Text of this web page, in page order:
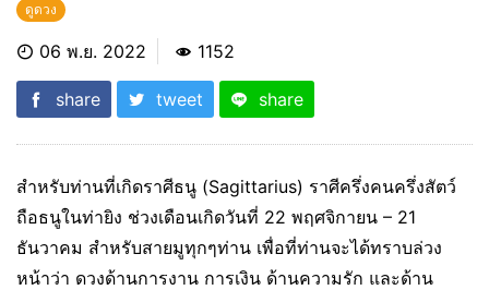
ดูดวง
06 พ.ย. 2022 1152
share tweet share
สำหรับท่านที่เกิดราศีธนู (Sagittarius) ราศีครึ่งคนครึ่งสัตว์
ถือธนูในท่ายิง ช่วงเดือนเกิดวันที่ 22 พฤศจิกายน – 21
ธันวาคม สำหรับสายมูทุกๆท่าน เพื่อที่ท่านจะได้ทราบล่วง
หน้าว่า ดวงด้านการงาน การเงิน ด้านความรัก และด้าน